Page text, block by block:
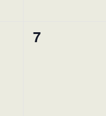
0
Veranstaltungen,
7